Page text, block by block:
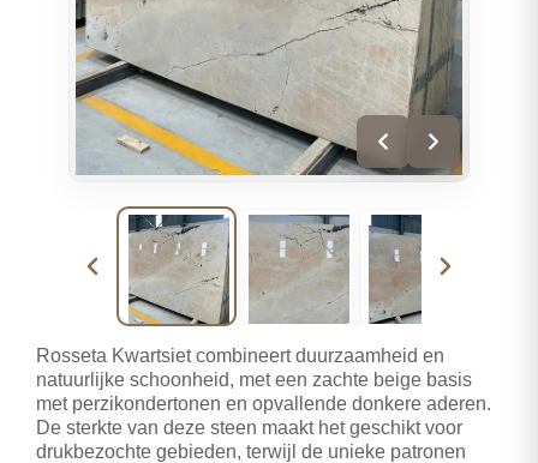
Rosseta Kwartsiet combineert duurzaamheid en
natuurlijke schoonheid, met een zachte beige basis
met perzikondertonen en opvallende donkere aderen.
De sterkte van deze steen maakt het geschikt voor
drukbezochte gebieden, terwijl de unieke patronen